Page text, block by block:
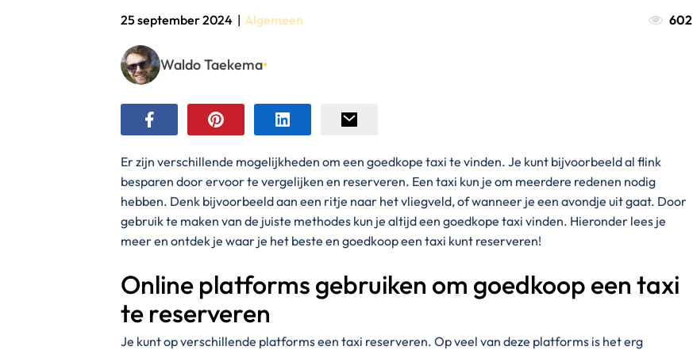
25 september 2024 | Algemeen 602
Waldo Taekema•
Er zijn verschillende mogelijkheden om een goedkope taxi te vinden. Je kunt bijvoorbeeld al flink
besparen door ervoor te vergelijken en reserveren. Een taxi kun je om meerdere redenen nodig
hebben. Denk bijvoorbeeld aan een ritje naar het vliegveld, of wanneer je een avondje uit gaat. Door
gebruik te maken van de juiste methodes kun je altijd een goedkope taxi vinden. Hieronder lees je
meer en ontdek je waar je het beste en goedkoop een taxi kunt reserveren!
Online platforms gebruiken om goedkoop een taxi
te reserveren
Je kunt op verschillende platforms een taxi reserveren. Op veel van deze platforms is het erg